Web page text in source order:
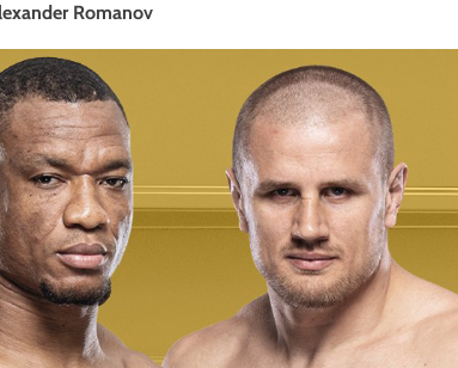
Romanov